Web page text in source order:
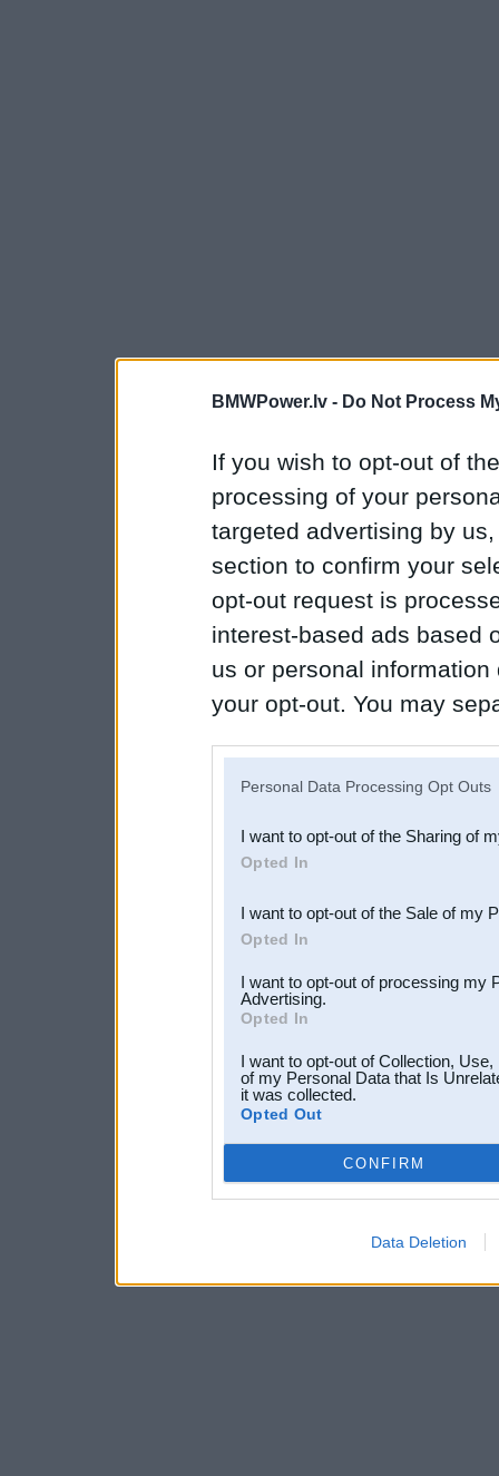
BMWPower.lv - Do Not Process
If you wish to opt-out of
processing of your
targeted advertising by
section to confirm your
opt-out request is
interest-based ads based
us or personal
your opt-out. You may
Downstream Participants
third parties.
Personal Data Processing Opt Outs
I want to opt-out of the Sharing of
Opted In
I want to opt-out of the Sale of my
Opted In
I want to opt-out of processing my
Advertising.
Opted In
I want to opt-out of Collection,
of my Personal Data that Is
it was collected.
Opted Out
CONFIRM
Data Deletion